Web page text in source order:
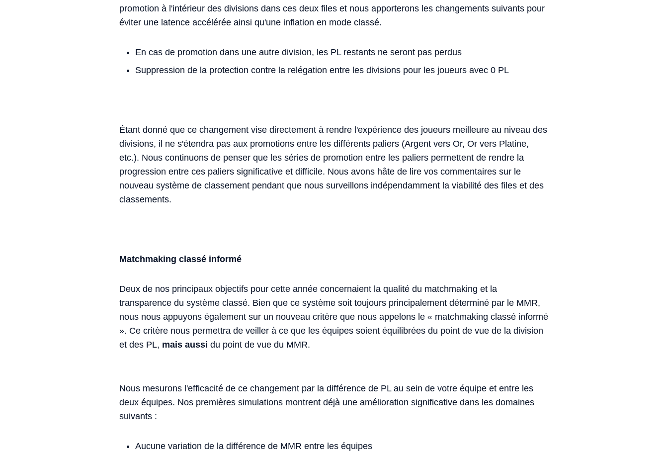
promotion à l'intérieur des divisions dans ces deux files et nous apporterons les changements suivants pour
éviter une latence accélérée ainsi qu'une inflation en mode classé.
En cas de promotion dans une autre division, les PL restants ne seront pas perdus
Suppression de la protection contre la relégation entre les divisions pour les joueurs avec 0 PL
Étant donné que ce changement vise directement à rendre l'expérience des joueurs meilleure au niveau des
divisions, il ne s'étendra pas aux promotions entre les différents paliers (Argent vers Or, Or vers Platine,
etc.). Nous continuons de penser que les séries de promotion entre les paliers permettent de rendre la
progression entre ces paliers significative et difficile. Nous avons hâte de lire vos commentaires sur le
nouveau système de classement pendant que nous surveillons indépendamment la viabilité des files et des
classements.
Matchmaking classé informé
Deux de nos principaux objectifs pour cette année concernaient la qualité du matchmaking et la
transparence du système classé. Bien que ce système soit toujours principalement déterminé par le MMR,
nous nous appuyons également sur un nouveau critère que nous appelons le « matchmaking classé informé
». Ce critère nous permettra de veiller à ce que les équipes soient équilibrées du point de vue de la division
et des PL, mais aussi du point de vue du MMR.
Nous mesurons l'efficacité de ce changement par la différence de PL au sein de votre équipe et entre les
deux équipes. Nos premières simulations montrent déjà une amélioration significative dans les domaines
suivants :
Aucune variation de la différence de MMR entre les équipes